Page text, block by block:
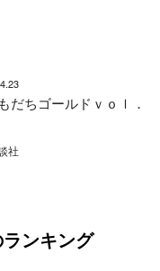
だちゴールドｖｏｌ．
社
ンキング